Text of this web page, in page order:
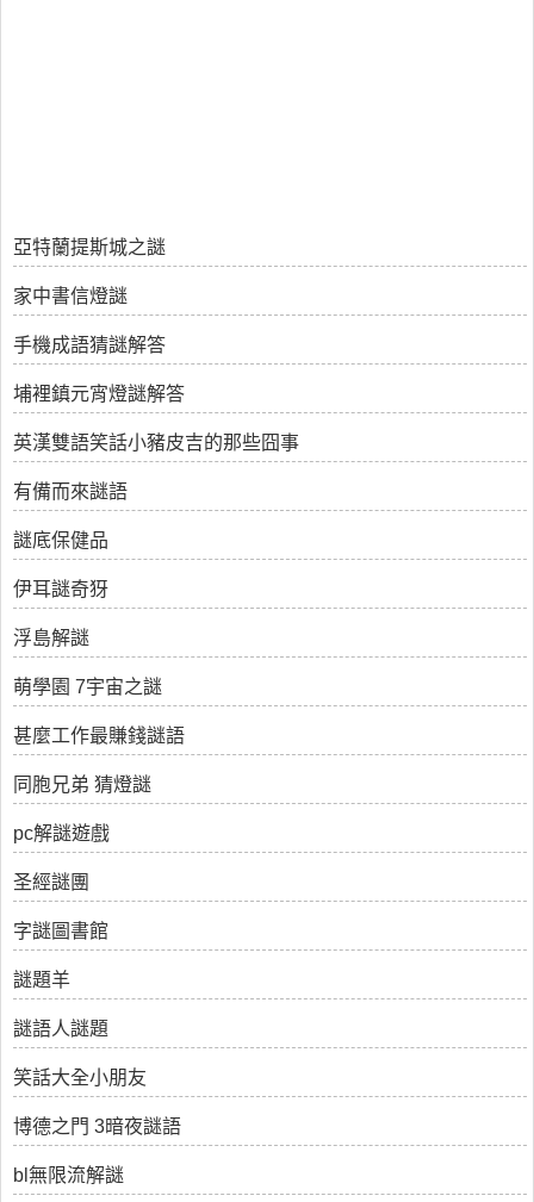
亞特蘭提斯城之謎
家中書信燈謎
手機成語猜謎解答
埔裡鎮元宵燈謎解答
英漢雙語笑話小豬皮吉的那些囧事
有備而來謎語
謎底保健品
伊耳謎奇犽
浮島解謎
萌學園 7宇宙之謎
甚麼工作最賺錢謎語
同胞兄弟 猜燈謎
pc解謎遊戲
圣經謎團
字謎圖書館
謎題羊
謎語人謎題
笑話大全小朋友
博德之門 3暗夜謎語
bl無限流解謎